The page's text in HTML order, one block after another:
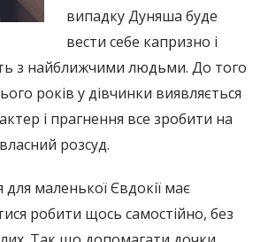
випадку Дуняша буде
вести себе капризно і
з найближчими людьми. До того
років у дівчинки виявляється
і прагнення все зробити на
розсуд.
маленької Євдокії має
робити щось самостійно, без